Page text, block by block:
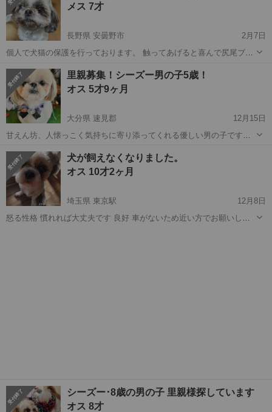
メス 7才
長野県 安曇野市
2月7日
個人で犬猫の保護を行っております。 触ってあげると喜んで尻尾ブン
盛 トイレもシートに出来ます。 予約医療 2月23日 ⚫︎避妊手術 ⚫︎ワ
クチン６種 ⚫︎...
長野 安曇野市 シーズー お見合い
里親募集！シーズー男の子5歳！
オス 5才9ヶ月
大分県 速見郡
12月15日
甘えん坊、人懐っこく気持ちに寄り添ってくれる優しい男の子です！
た。 愛情を与えて育ててきた子ですので、最後まで見てくださる方探
しています。 寂しさで吠...
大分 速見郡 シーズー 5歳
犬が飼えなくなりました。
オス 10才2ヶ月
埼玉県 東京駅
12月8日
怒る性格 慣れれば大丈夫です 良好 車がないため近い方でお願いしま
シーズー･8歳の男の子 里親様探しています
オス 8才